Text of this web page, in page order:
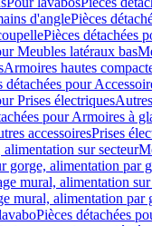
d'anglePièces
Pièces détachées
Meubles latéraux bas
Armoires hautes
détachées pour
Prises électriques
pour Armoires à
accessoiresPrises
sur secteur
gorge, alimentation par
mural, alimentation
mural, alimentation par
Pièces détachées